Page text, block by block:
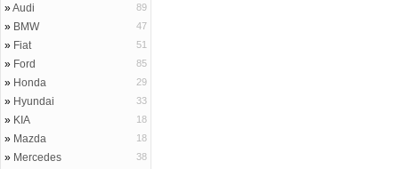
»Audi 89
» BMW 47
» Fiat 51
» Ford 85
» Honda 29
» Hyundai 33
» KIA 18
» Mazda 18
» Mercedes 38